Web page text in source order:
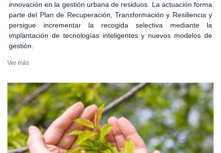
innovación en la gestión urbana de residuos. La actuación forma
parte del Plan de Recuperación, Transformación y Resiliencia y
persigue incrementar la recogida selectiva mediante la
implantación de tecnologías inteligentes y nuevos modelos de
gestión.
Ver más